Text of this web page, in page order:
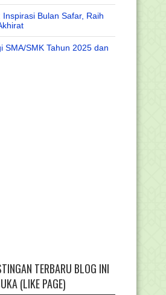
Bulan Safar, Raih
SMA/SMK Tahun 2025 dan
TERBARU BLOG INI
(LIKE PAGE)